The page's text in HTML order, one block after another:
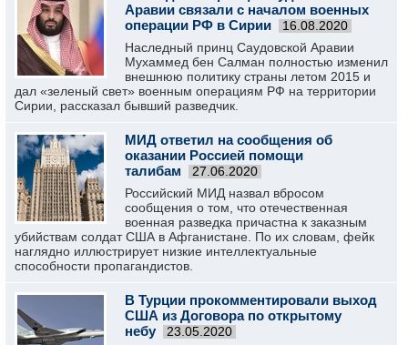
Аравии связали с началом военных
операции РФ в Сирии
16.08.2020
Наследный принц Саудовской Аравии
Мухаммед бен Салман полностью изменил
внешнюю политику страны летом 2015 и
дал «зеленый свет» военным операциям РФ на территории
Сирии, рассказал бывший разведчик.
МИД ответил на сообщения об
оказании Россией помощи
талибам
27.06.2020
Российский МИД назвал вбросом
сообщения о том, что отечественная
военная разведка причастна к заказным
убийствам солдат США в Афганистане. По их словам, фейк
наглядно иллюстрирует низкие интеллектуальные
способности пропагандистов.
В Турции прокомментировали выход
США из Договора по открытому
небу
23.05.2020